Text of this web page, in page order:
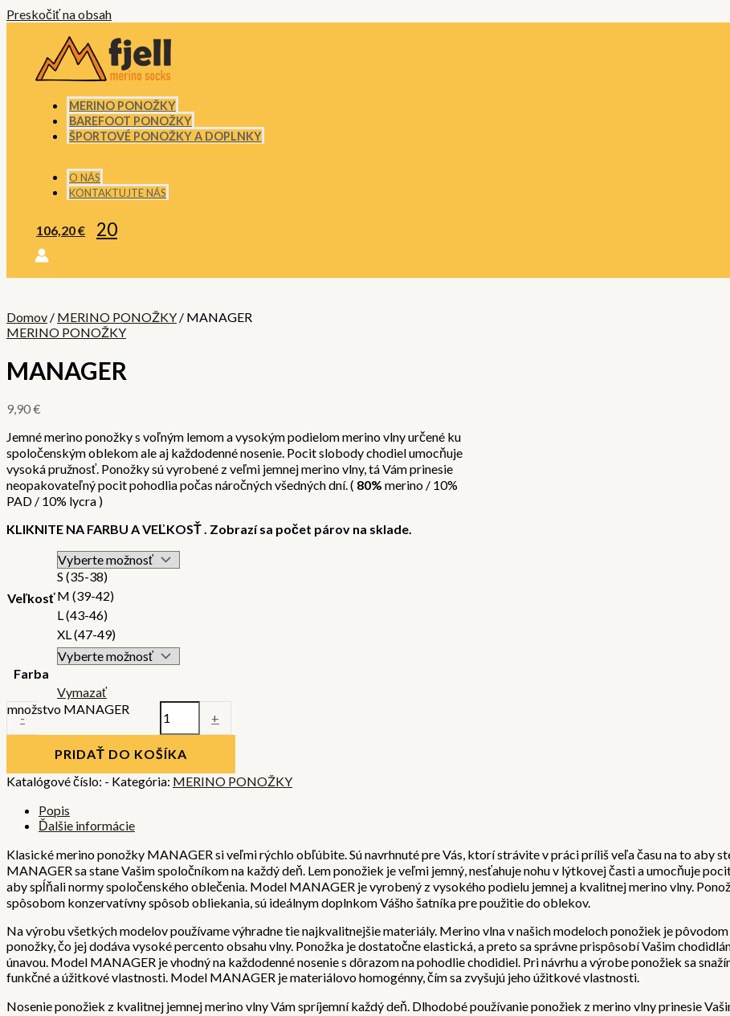
Preskočiť na obsah
MERINO PONOŽKY
BAREFOOT PONOŽKY
ŠPORTOVÉ PONOŽKY A DOPLNKY
O NÁS
KONTAKTUJTE NÁS
106,20€ 20
Domov / MERINO PONOŽKY / MANAGER
MERINO PONOŽKY
MANAGER
9,90€
Jemné merino ponožky s voľným lemom a vysokým podielom merino vlny určené ku
spoločenským oblekom ale aj každodenné nosenie. Pocit slobody chodiel umocňuje
vysoká pružnosť. Ponožky sú vyrobené z veľmi jemnej merino vlny, tá Vám prinesie
neopakovateľný pocit pohodlia počas náročných všedných dní. ( 80% merino / 10%
PAD / 10% lycra )
KLIKNITE NA FARBU A VEĽKOSŤ . Zobrazí sa počet párov na sklade.
Veľkosť
S (35-38)
M (39-42)
L (43-46)
XL (47-49)
Farba
Vymazať
-
množstvo MANAGER
+
PRIDAŤ DO KOŠÍKA
Katalógové číslo: - Kategória: MERINO PONOŽKY
Popis
Ďalšie informácie
Klasické merino ponožky MANAGER si veľmi rýchlo obľúbite. Sú navrhnuté pre Vás, ktorí strávite v práci príliš veľa času na to aby
MANAGER sa stane Vašim spoločníkom na každý deň. Lem ponožiek je veľmi jemný, nesťahuje nohu v lýtkovej časti a umocňuje
aby spĺňali normy spoločenského oblečenia. Model MANAGER je vyrobený z vysokého podielu jemnej a kvalitnej merino vlny.
spôsobom konzervatívny spôsob obliekania, sú ideálnym doplnkom Vášho šatníka pre použitie do oblekov.
Na výrobu všetkých modelov používame výhradne tie najkvalitnejšie materiály. Merino vlna v našich modeloch ponožiek je
ponožky, čo jej dodáva vysoké percento obsahu vlny. Ponožka je dostatočne elastická, a preto sa správne prispôsobí Vašim
únavou. Model MANAGER je vhodný na každodenné nosenie s dôrazom na pohodlie chodidiel. Pri návrhu a výrobe ponožiek sa
funkčné a úžitkové vlastnosti. Model MANAGER je materiálovo homogénny, čím sa zvyšujú jeho úžitkové vlastnosti.
Nosenie ponožiek z kvalitnej jemnej merino vlny Vám spríjemní každý deň. Dlhodobé používanie ponožiek z merino vlny prinesie